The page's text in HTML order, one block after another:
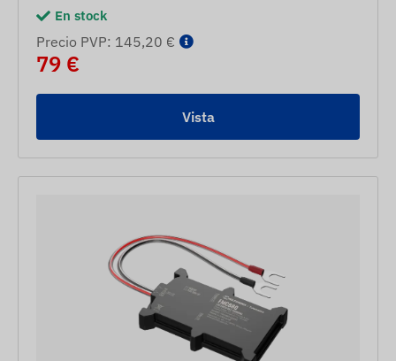
En stock
Precio PVP: 145,20 €
79 €
Vista